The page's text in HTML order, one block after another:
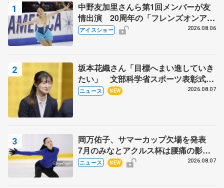
中野友加里さんら第1回メンバーが友
情出演 20周年の「フレンズオンアイ
ス」 宮本賢二さん、有川梨絵さん、
アイスショー 2026.08.06
坂本花織さん「目標へまい進していき
たい」 文部科学省スポーツ表彰式で
代表謝辞
ニュース NEW 2026.08.07
岡万佑子、サマーカップ欠場を発表
7月のみなとアクルス杯は腰痛の影響
で
ニュース NEW 2026.08.07